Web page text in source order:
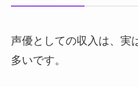
声優としての収入は、実
多いです。